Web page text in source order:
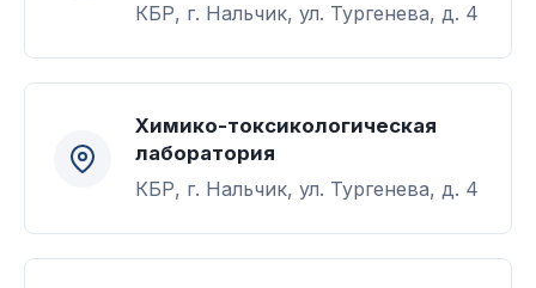
КБР, г. Нальчик, ул. Тургенева, д. 4
Химико-токсикологическая
лаборатория
КБР, г. Нальчик, ул. Тургенева, д. 4